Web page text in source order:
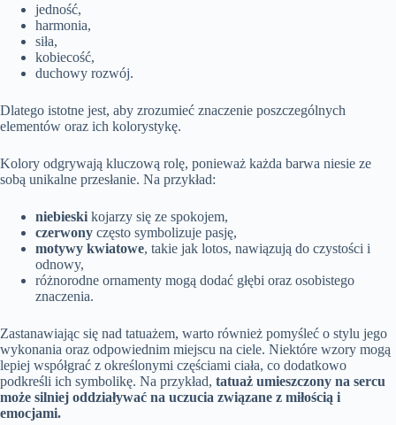
jedność,
harmonia,
siła,
kobiecość,
duchowy rozwój.
Dlatego istotne jest, aby zrozumieć znaczenie poszczególnych
elementów oraz ich kolorystykę.
Kolory odgrywają kluczową rolę, ponieważ każda barwa niesie ze
sobą unikalne przesłanie. Na przykład:
niebieski kojarzy się ze spokojem,
czerwony często symbolizuje pasję,
motywy kwiatowe, takie jak lotos, nawiązują do czystości i
odnowy,
różnorodne ornamenty mogą dodać głębi oraz osobistego
znaczenia.
Zastanawiając się nad tatuażem, warto również pomyśleć o stylu jego
wykonania oraz odpowiednim miejscu na ciele. Niektóre wzory mogą
lepiej współgrać z określonymi częściami ciała, co dodatkowo
podkreśli ich symbolikę. Na przykład, tatuaż umieszczony na sercu
może silniej oddziaływać na uczucia związane z miłością i
emocjami.